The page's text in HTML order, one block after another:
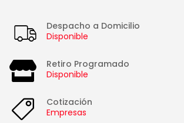
Despacho a Domicilio
Disponible
Retiro Programado
Disponible
Cotización
Empresas